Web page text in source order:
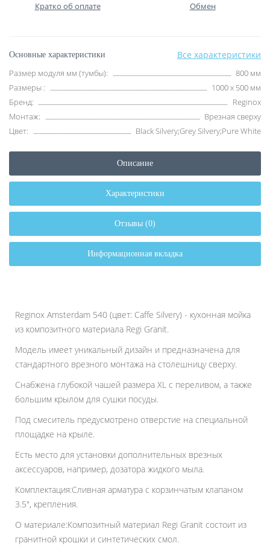
Кратко об оплате Обмен
Основные характеристики Все характеристики
Размер модуля мм (тумбы):
800 мм
Размеры :
1000 х 500 мм
Бренд:
Reginox
Монтаж:
Врезная сверху
Цвет:
Black Silvery;Grey Silvery;Pure White
Описание
Характеристики
Отзывы (0)
Информационная вкладка
Reginox Amsterdam 540 (цвет: Caffe Silvery) - кухонная мойка
из композитного материала Regi Granit.
Модель имеет уникальный дизайн и предназначена для
стандартного врезного монтажа на столешницу сверху.
Снабжена глубокой чашей размера XL с переливом, а также
большим крылом для сушки посуды.
Под смеситель предусмотрено отверстие на специальной
площадке на крыле.
Есть место для установки дополнительных врезных
аксессуаров, например, дозатора жидкого мыла.
Комплектация:Сливная арматура с корзинчатым клапаном
3.5", крепления.
О материале:Композитный материал Regi Granit состоит из
гранитной крошки и синтетических смол.